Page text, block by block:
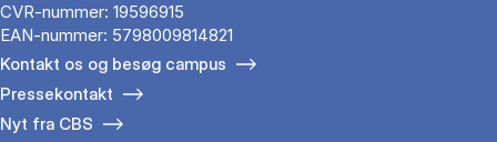
CVR-nummer: 19596915
EAN-nummer: 5798009814821
Kontakt os og besøg campus
Pressekontakt
Nyt fra CBS